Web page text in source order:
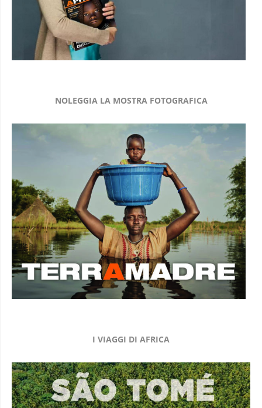
NOLEGGIA LA MOSTRA FOTOGRAFICA
I VIAGGI DI AFRICA